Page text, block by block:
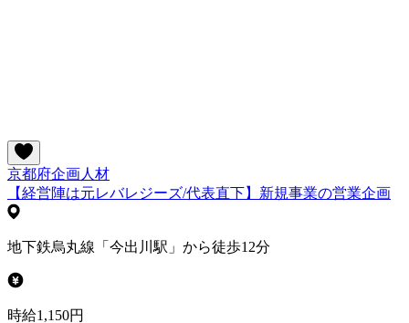
京都府企画人材
【経営陣は元レバレジーズ/代表直下】新規事業の営業企画
地下鉄烏丸線「今出川駅」から徒歩12分
時給1,150円